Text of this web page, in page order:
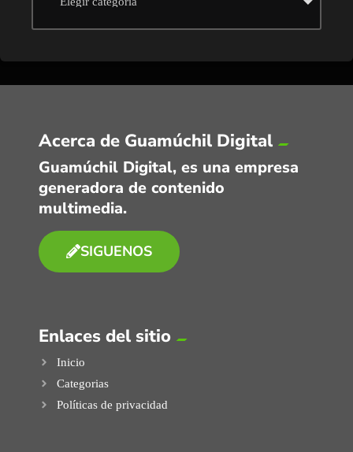
Acerca de Guamúchil Digital
Guamúchil Digital, es una empresa
generadora de contenido
multimedia.
SIGUENOS
Enlaces del sitio
Inicio
Categorias
Políticas de privacidad